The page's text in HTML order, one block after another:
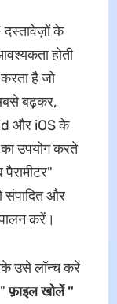
दस्तावेज़ों के
होती
है जो
बढ़कर,
और iOS के
उपयोग करते
और
करें।
उसे लॉन्च करें
"फ़ाइल खोलें "